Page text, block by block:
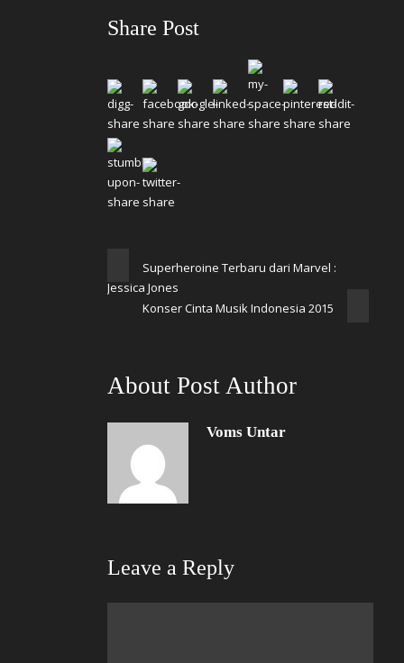
Share Post
Superheroine Terbaru dari Marvel :
Jessica Jones
Konser Cinta Musik Indonesia 2015
About Post Author
Voms Untar
Leave a Reply